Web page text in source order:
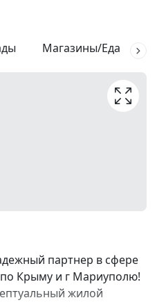
Магазины/Еда
партнер в сфере
Крыму и г Мариуполю!
жилой